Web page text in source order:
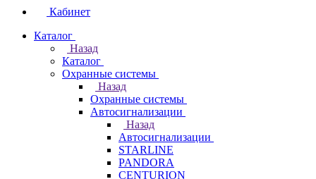
Кабинет
Каталог
Назад
Каталог
Охранные системы
Назад
Охранные системы
Автосигнализации
Назад
Автосигнализации
STARLINE
PANDORA
CENTURION